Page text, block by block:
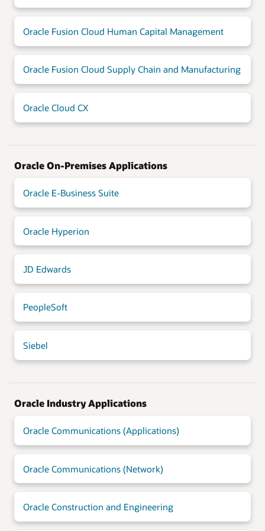
Oracle Fusion Cloud Human Capital Management
Oracle Fusion Cloud Supply Chain and Manufacturing
Oracle Cloud CX
Oracle On-Premises Applications
Oracle E-Business Suite
Oracle Hyperion
JD Edwards
PeopleSoft
Siebel
Oracle Industry Applications
Oracle Communications (Applications)
Oracle Communications (Network)
Oracle Construction and Engineering